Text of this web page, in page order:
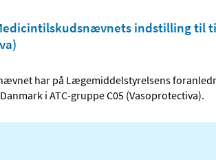
indstilling til
har på Lægemiddelstyrelsens
i ATC-gruppe C05 (Vasoprotectiva).